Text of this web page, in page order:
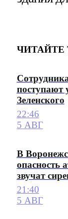
ЧИТАЙТЕ
поступают
Зеленского
22:46
5 АВГ
В
опасность
звучат
21:40
5 АВГ